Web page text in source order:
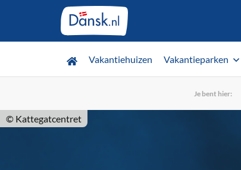
Vakantiehuizen Vakantieparken
Je bent hier:
© Kattegatcentret